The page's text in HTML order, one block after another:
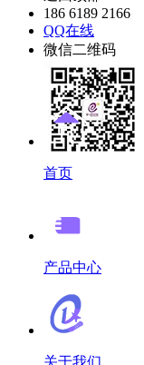
186 6189 2166
QQ在线
微信二维码
首页
产品中心